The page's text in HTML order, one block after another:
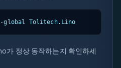
Tolitech.Lino
가 정상 동작하는지 확인하세